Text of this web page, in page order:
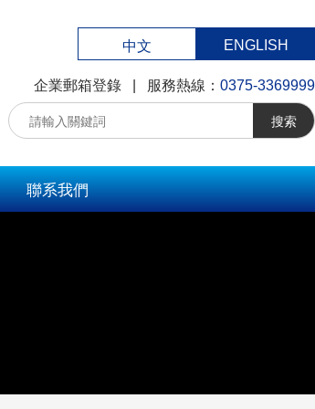
中文 ENGLISH
企業郵箱登錄 | 服務熱線： 0375-3369999
搜索
聯系我們